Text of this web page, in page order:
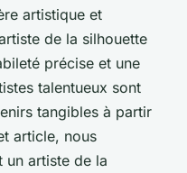
artistique et
de la silhouette
précise et une
talentueux sont
tangibles à partir
article, nous
un artiste de la